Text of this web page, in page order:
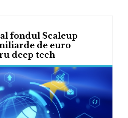
fondul Scaleup
de euro
deep tech